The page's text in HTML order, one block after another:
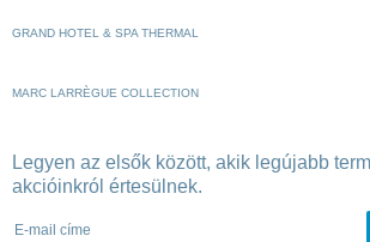
GRAND HOTEL & SPA THERMAL
MARC LARRÈGUE COLLECTION
Legyen az elsők között, akik legújabb
akcióinkról értesülnek.
E-mail címe